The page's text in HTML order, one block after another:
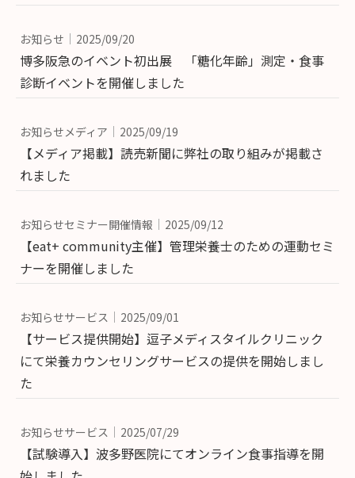
お知らせ 2025/09/20
博多阪急のイベント初出展 「糖化年齢」測定・食事
診断イベントを開催しました
お知らせメディア 2025/09/19
【メディア掲載】読売新聞に弊社の取り組みが掲載さ
れました
お知らせセミナー開催情報 2025/09/12
【eat+ community主催】管理栄養士のための運動セミ
ナーを開催しました
お知らせサービス 2025/09/01
【サービス提供開始】逗子メディスタイルクリニック
にて栄養カウンセリングサービスの提供を開始しまし
た
お知らせサービス 2025/07/29
【試験導入】波多野医院にてオンライン食事指導を開